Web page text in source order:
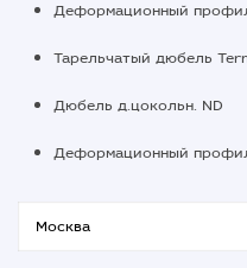
Деформационный
Тарельчатый дюбель
Дюбель д.цокольн. ND
Деформационный